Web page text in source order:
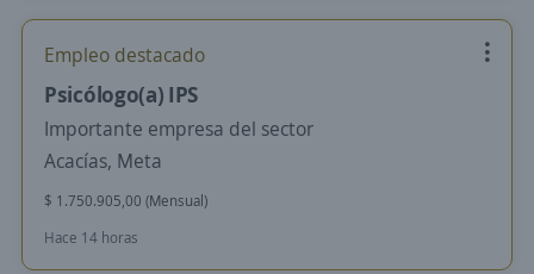
Empleo destacado
Psicólogo(a) IPS
Importante empresa del sector
Acacías, Meta
$ 1.750.905,00 (Mensual)
Hace 14 horas